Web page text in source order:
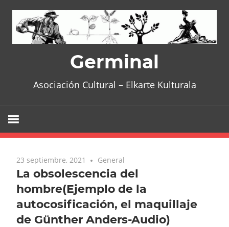
content
Germinal
Asociación Cultural – Elkarte Kulturala
23 septiembre, 2021 General
La obsolescencia del
hombre(Ejemplo de la
autocosificación, el maquillaje
de Günther Anders-Audio)